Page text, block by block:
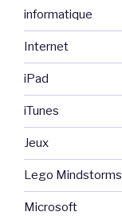
informatique
Internet
iPad
iTunes
Jeux
Lego Mindstorms
Microsoft